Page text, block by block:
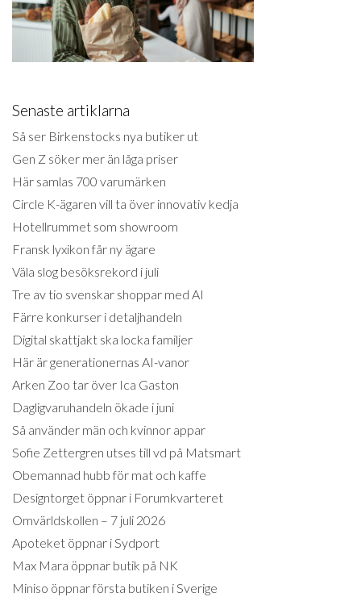
Senaste artiklarna
Så ser Birkenstocks nya butiker ut
Gen Z söker mer än låga priser
Här samlas 700 varumärken
Circle K-ägaren vill ta över innovativ kedja
Hotellrummet som showroom
Fransk lyxikon får ny ägare
Väla slog besöksrekord i juli
Tre av tio svenskar shoppar med AI
Färre konkurser i detaljhandeln
Digital skattjakt ska locka familjer
Här är generationernas AI-vanor
Arken Zoo tar över Ica Gaston
Dagligvaruhandeln ökade i juni
Så använder män och kvinnor appar
Sofie Zettergren utses till vd på Matsmart
Obemannad hubb för mat och kaffe
Designtorget öppnar i Forumkvarteret
Omvärldskollen – 7 juli 2026
Apoteket öppnar i Sydport
Max Mara öppnar butik på NK
Miniso öppnar första butiken i Sverige